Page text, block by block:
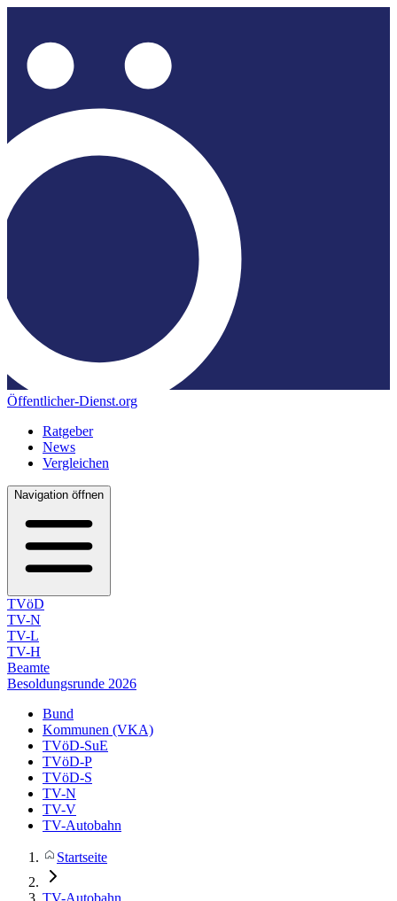
Öffentlicher-Dienst.org
Ratgeber
News
Vergleichen
Navigation öffnen
TVöD
TV-N
TV-L
TV-H
Beamte
Besoldungsrunde 2026
Bund
Kommunen (VKA)
TVöD-SuE
TVöD-P
TVöD-S
TV-N
TV-V
TV-Autobahn
Startseite
TV-Autobahn